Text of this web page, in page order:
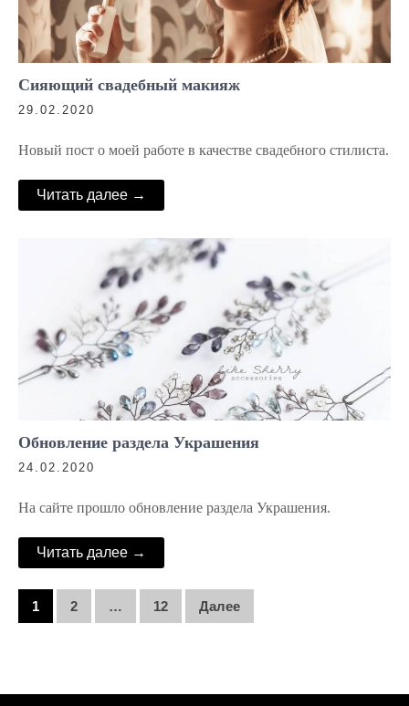
Сияющий свадебный макияж
29.02.2020
Новый пост о моей работе в качестве свадебного стилиста.
Читать далее →
Обновление раздела Украшения
24.02.2020
На сайте прошло обновление раздела Украшения.
Читать далее →
Н
1 2 … 12 Далее